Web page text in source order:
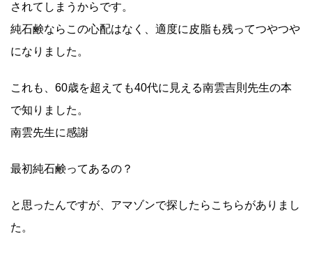
されてしまうからです。
純石鹸ならこの心配はなく、適度に皮脂も残ってつやつや
になりました。
これも、60歳を超えても40代に見える南雲吉則先生の本
で知りました。
南雲先生に感謝
最初純石鹸ってあるの？
と思ったんですが、アマゾンで探したらこちらがありまし
た。